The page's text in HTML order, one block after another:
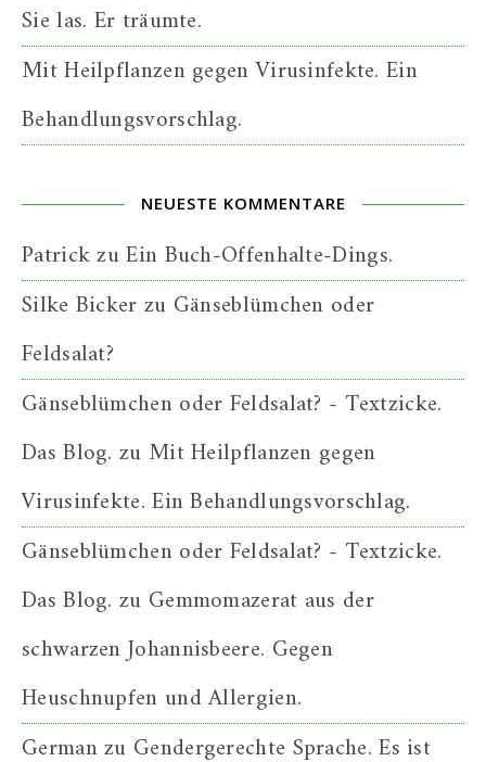
Sie las. Er träumte.
Mit Heilpflanzen gegen Virusinfekte. Ein
Behandlungsvorschlag.
NEUESTE KOMMENTARE
PatrickzuEin Buch-Offenhalte-Dings.
Silke Bickerzu Gänseblümchen oder
Feldsalat?
Gänseblümchen oder Feldsalat? - Textzicke.
Das Blog. zu Mit Heilpflanzen gegen
Virusinfekte. Ein Behandlungsvorschlag.
Gänseblümchen oder Feldsalat? - Textzicke.
Das Blog. zu Gemmomazerat aus der
schwarzen Johannisbeere. Gegen
Heuschnupfen und Allergien.
Germanzu Gendergerechte Sprache. Es ist